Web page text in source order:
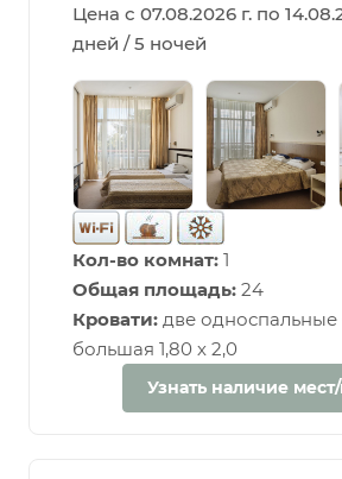
Цена с 07.08.2026 г. по
дней / 5 ночей
Кол-во комнат: 1
Общая площадь: 24
Кровати: две односпальные
большая 1,80 х 2,0
Узнать наличие